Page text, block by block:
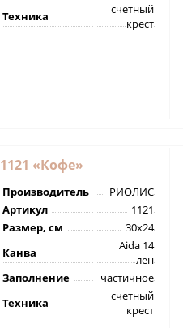
Техника
счетный
крест
1121 «Кофе»
Производитель
РИОЛИС
Артикул
1121
Размер, см
30х24
Канва
Aida 14
лен
Заполнение
частичное
Техника
счетный
крест